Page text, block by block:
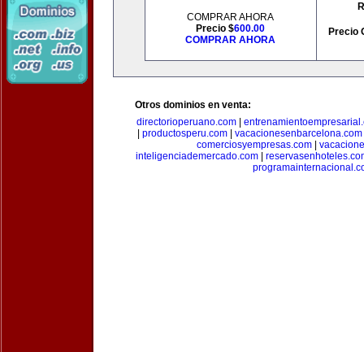
COMPRAR AHORA
Precio $600.00
COMPRAR AHORA
Precio
Otros dominios en venta:
directorioperuano.com
productosperu.com| vacacionesenbarcelona.com
comerciosyempresas.com|
inteligenciademercado.com|